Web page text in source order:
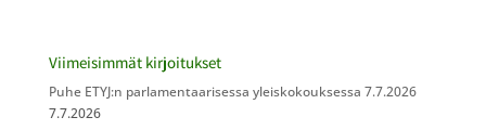
Viimeisimmät kirjoitukset
Puhe ETYJ:n parlamentaarisessa yleiskokouksessa 7.7.2026
7.7.2026